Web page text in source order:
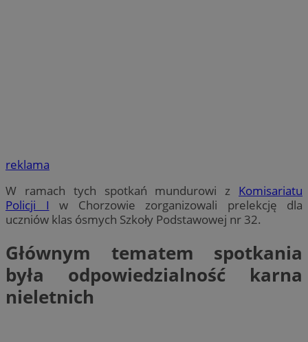
reklama
W ramach tych spotkań mundurowi z Komisariatu
Policji I w Chorzowie zorganizowali prelekcję dla
uczniów klas ósmych Szkoły Podstawowej nr 32.
Głównym tematem spotkania
była odpowiedzialność karna
nieletnich